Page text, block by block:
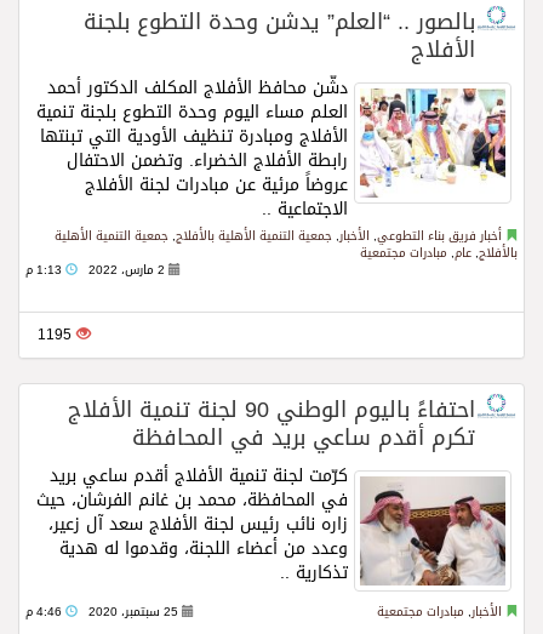
بالصور .. “العلم” يدشن وحدة التطوع بلجنة
الأفلاج
دشّن محافظ الأفلاج المكلف الدكتور أحمد
العلم مساء اليوم وحدة التطوع بلجنة تنمية
الأفلاج ومبادرة تنظيف الأودية التي تبنتها
رابطة الأفلاج الخضراء. وتضمن الاحتفال
عروضاً مرئية عن مبادرات لجنة الأفلاج
الاجتماعية ..
أخبار فريق بناء التطوعي, الأخبار, جمعية التنمية الأهلية بالأفلاج, جمعية التنمية الأهلية
بالأفلاج, عام, مبادرات مجتمعية
2 مارس، 2022
1195
احتفاءً باليوم الوطني 90 لجنة تنمية الأفلاج
تكرم أقدم ساعي بريد في المحافظة
كرّمت لجنة تنمية الأفلاج أقدم ساعي بريد
في المحافظة، محمد بن غانم الفرشان، حيث
زاره نائب رئيس لجنة الأفلاج سعد آل زعير،
وعدد من أعضاء اللجنة، وقدموا له هدية
تذكارية ..
الأخبار, مبادرات مجتمعية 25 سبتمبر، 2020